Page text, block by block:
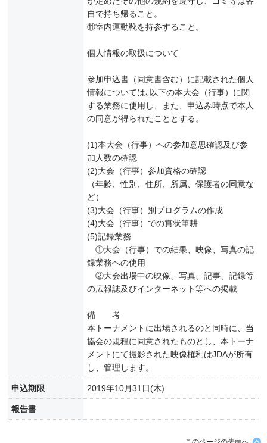
自で持ち帰ること。
⑪室内運動靴を持参すること。
個人情報の取扱について
参加申込書（同意書含む）に記載された個人
情報については､以下の本大会（行事）に関
する業務に使用し、また、申込み時点で本人
の同意が得られたこととする。
(1)本大会（行事）への参加意思確認及び参
加人数の確認
(2)大会（行事）参加資格の確認
（年齢、性別、住所、所属、保護者の同意な
ど）
(3)大会（行事）別プログラムの作成
(4)大会（行事）での賞状筆耕
(5)記録業務
①大会（行事）での結果、映像、写真の記
録業務への使用
②大会出場中の映像、写真、記事、記録等
の広報誌及びインターネット等への掲載
備 考
本トーナメントに出場されるのと同時に、当
協会の規程に同意されたものとし、本トーナ
メントにて撮影された映像権利はJDAが所有
し、管理します。
申込期限 2019年10月31日(木)
報告書